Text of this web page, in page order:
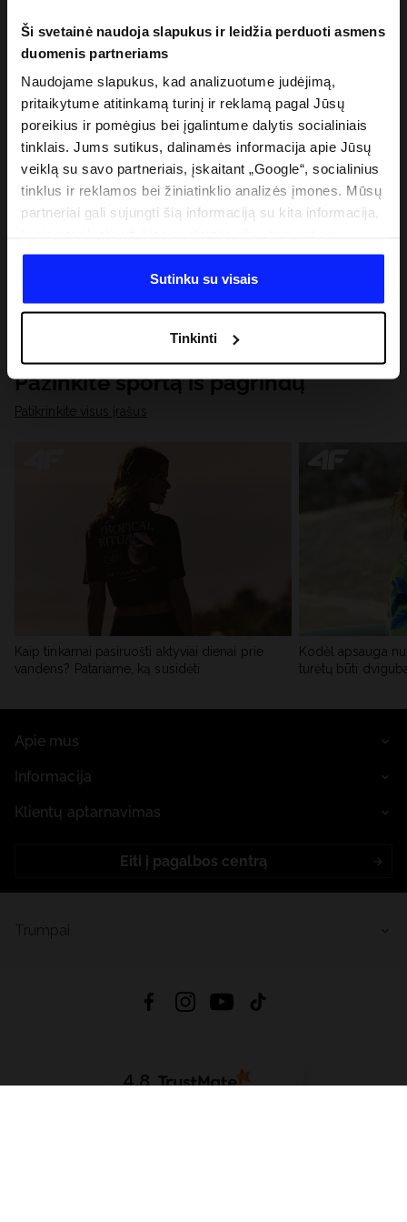
Ši svetainė naudoja slapukus ir leidžia perduoti asmens
duomenis partneriams
Naudojame slapukus, kad analizuotume judėjimą,
pritaikytume atitinkamą turinį ir reklamą pagal Jūsų
poreikius ir pomėgius bei įgalintume dalytis socialiniais
tinklais. Jums sutikus, dalinamės informacija apie Jūsų
veiklą su savo partneriais, įskaitant „Google“, socialinius
tinklus ir reklamos bei žiniatinklio analizės įmones. Mūsų
partneriai gali sujungti šią informaciją su kita informacija,
duomenimis, kuriuos jie gauna, kai naudojatės jų
paslaugomis. Gavus Jūsų leidimą, mes galime perduoti
Jūsų asmeninę informaciją savo partneriams, siekdami
analitinius tyrimus, pritaikyti turinį ir tobulinti mūsų
partnerių siūlomus sprendimus (pvz., socialinius tinklus).
Išsamią informaciją rasite mūsų Privatumo politikoje ir
skiltyje „Išsami informacija“.
Sutinku su visais
Tinkinti
Pažinkite sportą iš pagrindų
Patikrinkite visus įrašus
Kaip tinkamai pasiruošti aktyviai dienai prie
vandens? Patariame, ką susidėti
Kodėl apsauga
turėtų būti
Apie mus
Informacija
Klientų aptarnavimas
Eiti į pagalbos centrą
4.8